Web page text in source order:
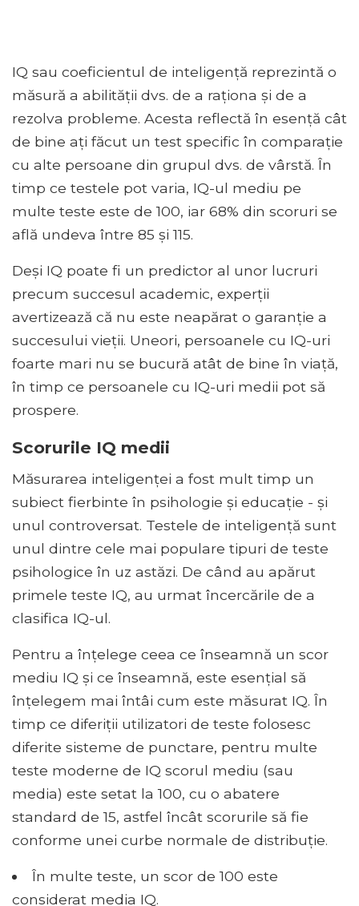
IQ sau coeficientul de inteligență reprezintă o
măsură a abilității dvs. de a raționa și de a
rezolva probleme. Acesta reflectă în esență cât
de bine ați făcut un test specific în comparație
cu alte persoane din grupul dvs. de vârstă. În
timp ce testele pot varia, IQ-ul mediu pe
multe teste este de 100, iar 68% din scoruri se
află undeva între 85 și 115.
Deși IQ poate fi un predictor al unor lucruri
precum succesul academic, experții
avertizează că nu este neapărat o garanție a
succesului vieții. Uneori, persoanele cu IQ-uri
foarte mari nu se bucură atât de bine în viață,
în timp ce persoanele cu IQ-uri medii pot să
prospere.
Scorurile IQ medii
Măsurarea inteligenței a fost mult timp un
subiect fierbinte în psihologie și educație - și
unul controversat. Testele de inteligență sunt
unul dintre cele mai populare tipuri de teste
psihologice în uz astăzi. De când au apărut
primele teste IQ, au urmat încercările de a
clasifica IQ-ul.
Pentru a înțelege ceea ce înseamnă un scor
mediu IQ și ce înseamnă, este esențial să
înțelegem mai întâi cum este măsurat IQ. În
timp ce diferiții utilizatori de teste folosesc
diferite sisteme de punctare, pentru multe
teste moderne de IQ scorul mediu (sau
media) este setat la 100, cu o abatere
standard de 15, astfel încât scorurile să fie
conforme unei curbe normale de distribuție.
În multe teste, un scor de 100 este
considerat media IQ.